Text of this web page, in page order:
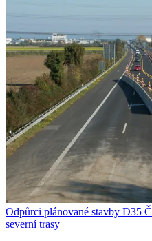
Odpůrci plánované stavby D35
severní trasy